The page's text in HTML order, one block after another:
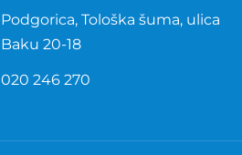
Podgorica, Tološka šuma, ulica
Baku 20-18
020 246 270